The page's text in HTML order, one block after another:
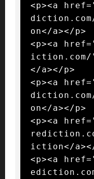
<p><a
on</a></p>
<p><a
</a></p>
<p><a
on</a></p>
<p><a
iction</
<p><a